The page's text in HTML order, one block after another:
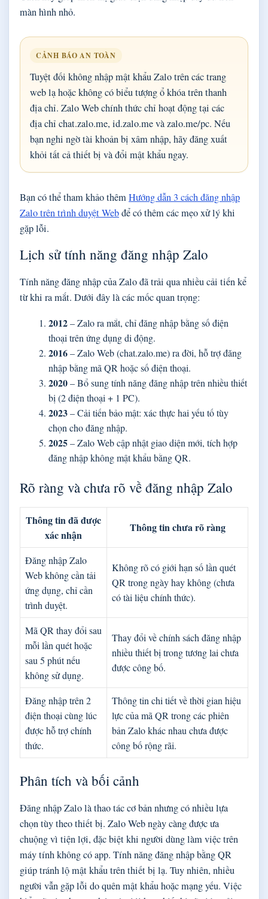
màn hình nhỏ.
CẢNH BÁO AN TOÀN
Tuyệt đối không nhập mật khẩu Zalo trên các trang
web lạ hoặc không có biểu tượng ổ khóa trên thanh
địa chỉ. Zalo Web chính thức chỉ hoạt động tại các
địa chỉ chat.zalo.me, id.zalo.me và zalo.me/pc. Nếu
bạn nghi ngờ tài khoản bị xâm nhập, hãy đăng xuất
khỏi tất cả thiết bị và đổi mật khẩu ngay.
Bạn có thể tham khảo thêmHướng dẫn 3 cách đăng nhập
Zalo trên trình duyệt Webđể có thêm các mẹo xử lý khi
gặp lỗi.
Lịch sử tính năng đăng nhập Zalo
Tính năng đăng nhập của Zalo đã trải qua nhiều cải tiến kể
từ khi ra mắt. Dưới đây là các mốc quan trọng:
2012– Zalo ra mắt, chỉ đăng nhập bằng số điện
thoại trên ứng dụng di động.
2016– Zalo Web (chat.zalo.me) ra đời, hỗ trợ đăng
nhập bằng mã QR hoặc số điện thoại.
2020– Bổ sung tính năng đăng nhập trên nhiều thiết
bị (2 điện thoại + 1 PC).
2023– Cải tiến bảo mật: xác thực hai yếu tố tùy
chọn cho đăng nhập.
2025– Zalo Web cập nhật giao diện mới, tích hợp
đăng nhập không mật khẩu bằng QR.
Rõ ràng và chưa rõ về đăng nhập Zalo
Thông tin đã được
xác nhận
Thông tin chưa rõ ràng
Đăng nhập Zalo
Web không cần tải
ứng dụng, chỉ cần
trình duyệt.
Không rõ có giới hạn số lần quét
QR trong ngày hay không (chưa
có tài liệu chính thức).
Mã QR thay đổi sau
mỗi lần quét hoặc
sau 5 phút nếu
không sử dụng.
Thay đổi về chính sách đăng nhập
nhiều thiết bị trong tương lai chưa
được công bố.
Đăng nhập trên 2
điện thoại cùng lúc
được hỗ trợ chính
thức.
Thông tin chi tiết về thời gian hiệu
lực của mã QR trong các phiên
bản Zalo khác nhau chưa được
công bố rộng rãi.
Phân tích và bối cảnh
Đăng nhập Zalo là thao tác cơ bản nhưng có nhiều lựa
chọn tùy theo thiết bị. Zalo Web ngày càng được ưa
chuộng vì tiện lợi, đặc biệt khi người dùng làm việc trên
máy tính không có app. Tính năng đăng nhập bằng QR
giúp tránh lộ mật khẩu trên thiết bị lạ. Tuy nhiên, nhiều
người vẫn gặp lỗi do quên mật khẩu hoặc mạng yếu. Việc